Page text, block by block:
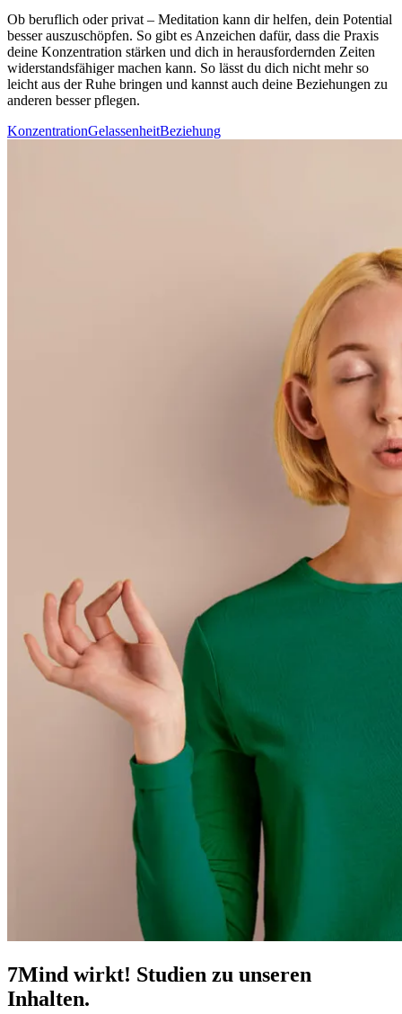
Ob beruf­lich oder privat – Medi­ta­tion kann dir helfen, dein Potential
besser auszuschöpfen. So gibt es Anzeichen dafür, dass die Praxis
deine Konzentration stärken und dich in herausfordernden Zeiten
widerstandsfähiger machen kann. So lässt du dich nicht mehr so
leicht aus der Ruhe brin­gen und kannst auch deine Beziehungen zu
anderen besser pflegen.
KonzentrationGelassenheitBeziehung
7Mind wirkt! Studien zu unseren
Inhalten.